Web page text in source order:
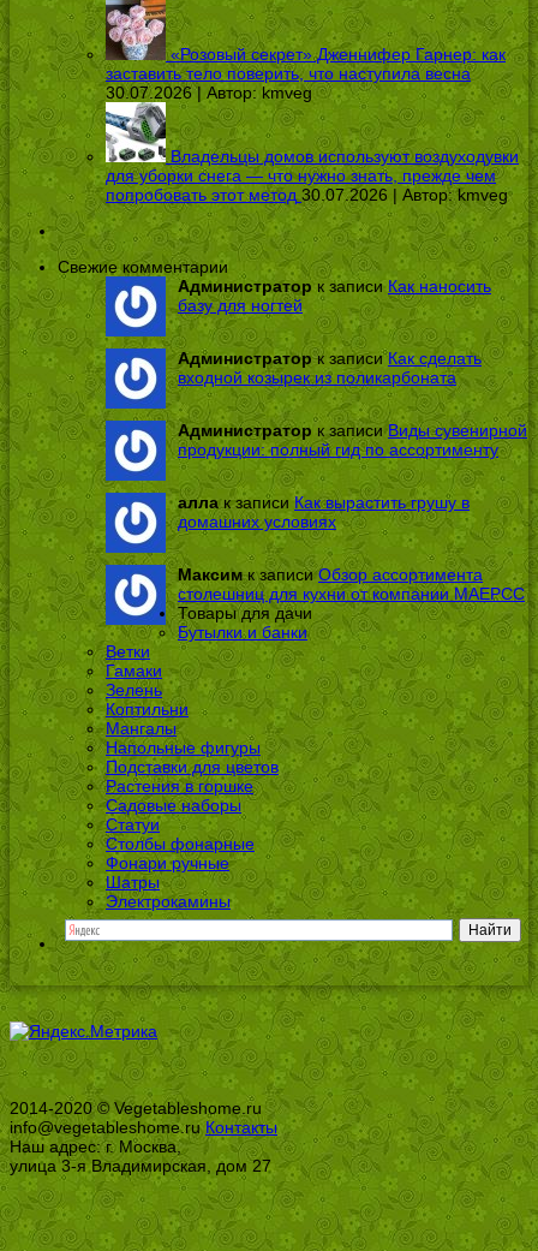
«Розовый секрет» Дженнифер Гарнер: как
заставить тело поверить, что наступила весна
30.07.2026 | Автор: kmveg
Владельцы домов используют воздуходувки
для уборки снега — что нужно знать, прежде чем
попробовать этот метод 30.07.2026 | Автор:kmveg
Свежие комментарии
Администраторк записиКак наносить
базу для ногтей
Администраторк записиКак сделать
входной козырек из поликарбоната
Администратор к записиВиды сувенирной
продукции: полный гид по ассортименту
аллак записи Как вырастить грушу в
домашних условиях
Максимк записиОбзор ассортимента
столешниц для кухни от компании МАЕРСС
Товары для дачи
Бутылки и банки
Ветки
Гамаки
Зелень
Коптильни
Мангалы
Напольные фигуры
Подставки для цветов
Растения в горшке
Садовые наборы
Статуи
Столбы фонарные
Фонари ручные
Шатры
Электрокамины
2014-2020 © Vegetableshome.ru
info@vegetableshome.ruКонтакты
Наш адрес: г. Москва,
улица 3-я Владимирская, дом 27